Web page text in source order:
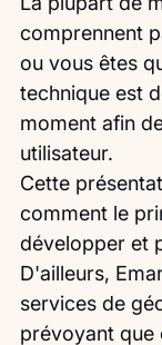
comprennent
ou vous êtes
technique est
moment afin
utilisateur.
Cette
comment le
développer et
D'ailleurs,
services de
prévoyant que